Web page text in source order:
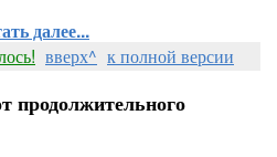
далее...
вверх^ к полной версии
продолжительного